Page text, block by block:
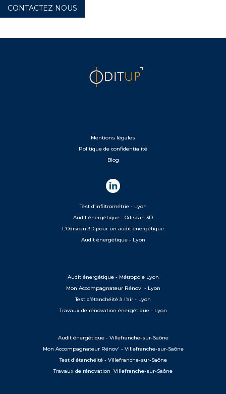
CONTACTEZ NOUS
Mentions légales
Politique de confidentialité
Blog
Test d’infiltrométrie - Lyon
Audit énergétique - Odiscan 3D
L’Odiscan 3D pour un audit énergétique
Audit énergétique - Lyon
Audit énergétique - Métropole Lyon
Mon Accompagnateur Rénov' - Lyon
Test d’étanchéité à l’air - Lyon
Travaux de rénovation énergétique - Lyon
Audit énergétique - Villefranche-sur-Saône
Mon Accompagnateur Rénov' - Villefranche-sur-Saône
Test d'étanchéité - Villefranche-sur-Saône
Travaux de rénovation Villefranche-sur-Saône